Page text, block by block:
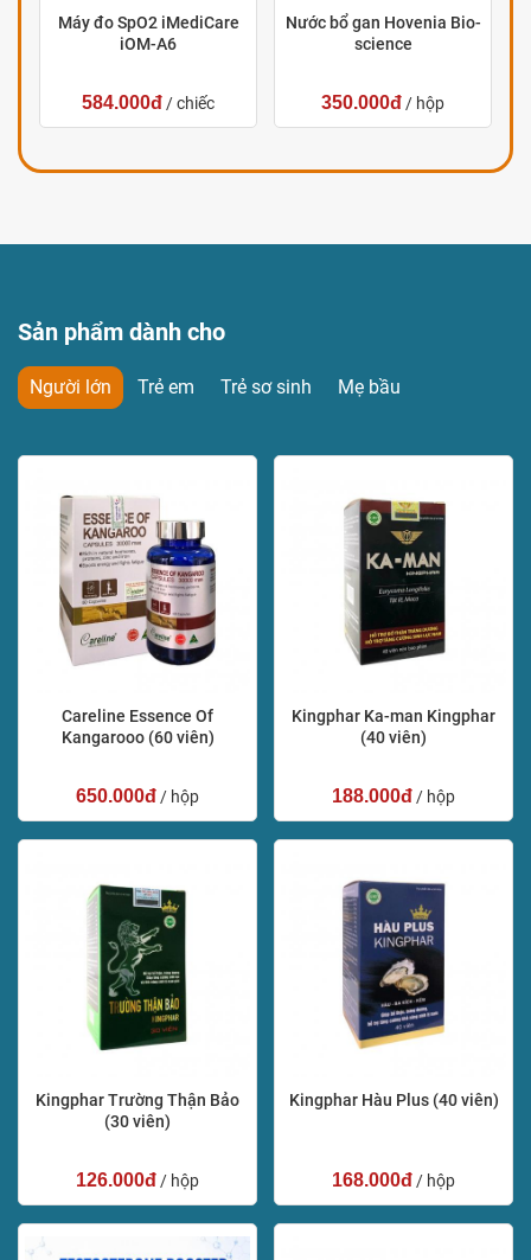
Máy đo SpO2 iMediCare
iOM-A6
584.000đ / chiếc
Nước bổ gan Hovenia Bio-
science
350.000đ / hộp
Sản phẩm dành cho
Người lớn Trẻ em Trẻ sơ sinh Mẹ bầu
Careline Essence Of
Kangarooo (60 viên)
650.000đ / hộp
Kingphar Ka-man Kingphar
(40 viên)
188.000đ / hộp
Kingphar Trường Thận Bảo
(30 viên)
126.000đ / hộp
Kingphar Hàu Plus (40 viên)
168.000đ / hộp